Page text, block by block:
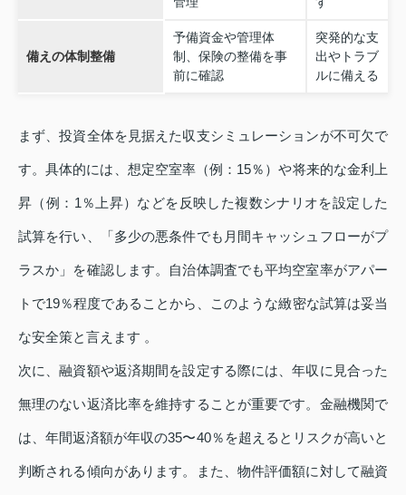
備えの体制整備
予備資金や管理体
制、保険の整備を事
前に確認
突発的な支
出やトラブ
ルに備える
まず、投資全体を見据えた収支シミュレーションが不可欠で
す。具体的には、想定空室率（例：15％）や将来的な金利上
昇（例：1％上昇）などを反映した複数シナリオを設定した
試算を行い、「多少の悪条件でも月間キャッシュフローがプ
ラスか」を確認します。自治体調査でも平均空室率がアパー
トで19％程度であることから、このような緻密な試算は妥当
な安全策と言えます 。
次に、融資額や返済期間を設定する際には、年収に見合った
無理のない返済比率を維持することが重要です。金融機関で
は、年間返済額が年収の35〜40％を超えるとリスクが高いと
判断される傾向があります。また、物件評価額に対して融資